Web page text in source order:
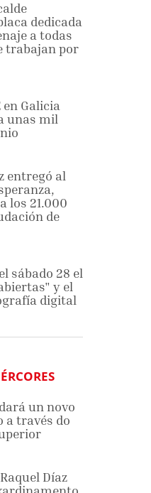
dedicada
a todas
trabajan por
en Galicia
unas mil
entregó al
los 21.000
de
sábado 28 el
y el
digital
un novo
a través do
Díaz